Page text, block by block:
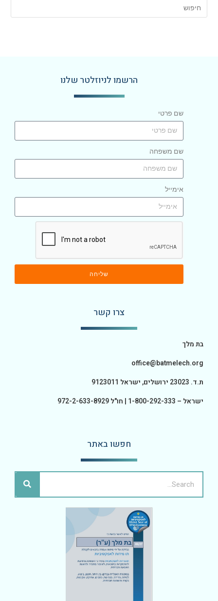
הרשמו לניוזלטר שלנו
שם פרטי
שם משפחה
אימייל
שליחה
צרו קשר
בת מלך
office@batmelech.org
ת.ד. 23023 ירושלים, ישראל 9123011
ישראל – 1-800-292-333 | חו"ל 972-2-633-8929
חפשו באתר